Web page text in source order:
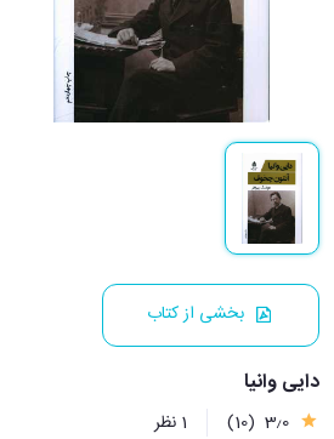
بخشی از کتاب
دایی وانیا
3٫0 (10) 1 نظر